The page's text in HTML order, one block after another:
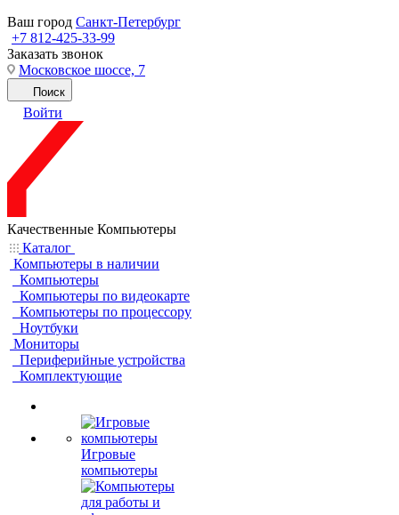
Ваш город Санкт-Петербург
+7 812-425-33-99
Заказать звонок
Московское шоссе, 7
Поиск
Войти
Качественные Компьютеры
Каталог
Компьютеры в наличии
Компьютеры
Компьютеры по видеокарте
Компьютеры по процессору
Ноутбуки
Мониторы
Периферийные устройства
Комплектующие
Игровые
компьютеры